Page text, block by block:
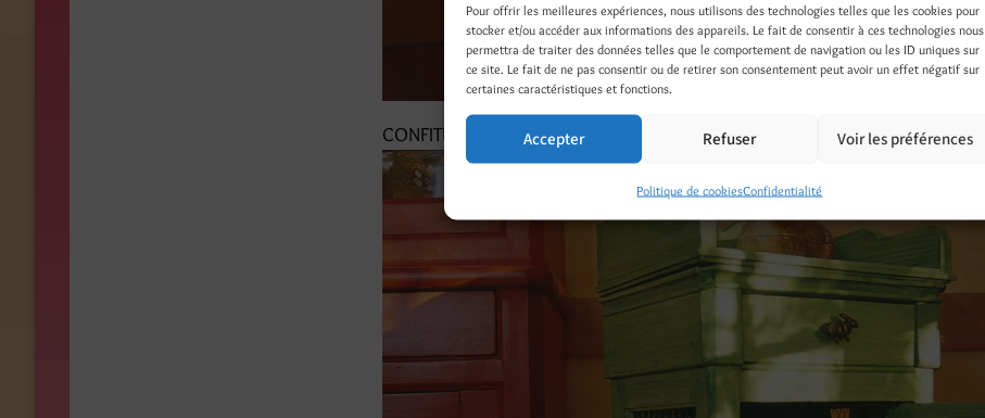
Pour offrir les meilleures expériences, nous utilisons des technologies telles que les cookies pour
stocker et/ou accéder aux informations des appareils. Le fait de consentir à ces technologies nous
permettra de traiter des données telles que le comportement de navigation ou les ID uniques sur
ce site. Le fait de ne pas consentir ou de retirer son consentement peut avoir un effet négatif sur
certaines caractéristiques et fonctions.
Accepter Refuser Voir les préférences
Politique de cookiesConfidentialité
CONFITURIER / BRICO RÉCUP / 2002 / Éditions SAEP / Photo Jean-Luc Syren /